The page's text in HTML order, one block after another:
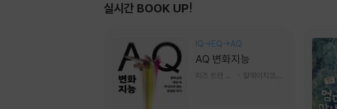
실시간 BOOK UP!
IQ→EQ→AQ
AQ 변화지능